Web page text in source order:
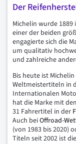
Der
Michelin wurde
einer der beiden
engagierte sich die
um qualitativ
und zahlreiche
Bis heute ist
Weltmeistertiteln in
Internationalen
hat die Marke mit
31 Fahrertitel in der
Auch beiOffroad-
(von 1983 bis 2020)
Titeln seit 2002 ist